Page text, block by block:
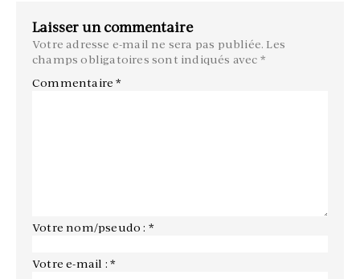
Laisser un commentaire
Votre adresse e-mail ne sera pas publiée. Les
champs obligatoires sont indiqués avec *
Commentaire*
Votre nom/pseudo : *
Votre e-mail : *